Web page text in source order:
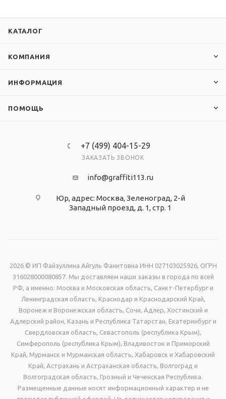
КАТАЛОГ
КОМПАНИЯ
ИНФОРМАЦИЯ
ПОМОЩЬ
+7 (499) 404-15-29
ЗАКАЗАТЬ ЗВОНОК
info@graffiti113.ru
Юр, адрес: Москва, Зеленоград, 2-й
Западный проезд, д. 1, стр. 1
2026 © ИП Файзуллина Айгуль Фанитовна ИНН 027103025926, ОГРН
316028000080857. Мы доставляем наши заказы в города по всей
РФ, а именно: Москва и Московская область, Санкт-Петербург и
Ленинградская область, Краснодар и Краснодарский Край,
Воронеж и Воронежская область, Сочи, Адлер, Хостинский и
Адлерский район, Казань и Республика Татарстан, Екатеринбург и
Свердловская область, Севастополь (республика Крым),
Симферополь (республика Крым), Владивосток и Приморский
Край, Мурманск и Мурманская область, Хабаровск и Хабаровский
Край, Астрахань и Астраханская область, Волгоград и
Волгоградская область, Грозный и Чеченская Республика.
Размещенные данные носят информационный характер и не